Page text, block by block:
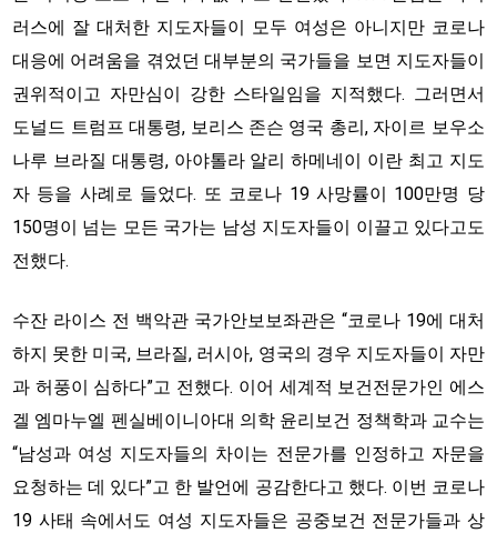
러스에 잘 대처한 지도자들이 모두 여성은 아니지만 코로나
대응에 어려움을 겪었던 대부분의 국가들을 보면 지도자들이
권위적이고 자만심이 강한 스타일임을 지적했다. 그러면서
도널드 트럼프 대통령, 보리스 존슨 영국 총리, 자이르 보우소
나루 브라질 대통령, 아야톨라 알리 하메네이 이란 최고 지도
자 등을 사례로 들었다. 또 코로나 19 사망률이 100만명 당
150명이 넘는 모든 국가는 남성 지도자들이 이끌고 있다고도
전했다.
수잔 라이스 전 백악관 국가안보보좌관은 “코로나 19에 대처
하지 못한 미국, 브라질, 러시아, 영국의 경우 지도자들이 자만
과 허풍이 심하다”고 전했다. 이어 세계적 보건전문가인 에스
겔 엠마누엘 펜실베이니아대 의학 윤리보건 정책학과 교수는
“남성과 여성 지도자들의 차이는 전문가를 인정하고 자문을
요청하는 데 있다”고 한 발언에 공감한다고 했다. 이번 코로나
19 사태 속에서도 여성 지도자들은 공중보건 전문가들과 상